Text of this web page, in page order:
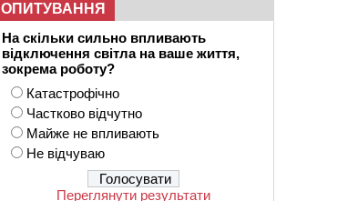
ОПИТУВАННЯ
На скільки сильно впливають
відключення світла на ваше життя,
зокрема роботу?
Катастрофічно
Частково відчутно
Майже не впливають
Не відчуваю
Переглянути результати